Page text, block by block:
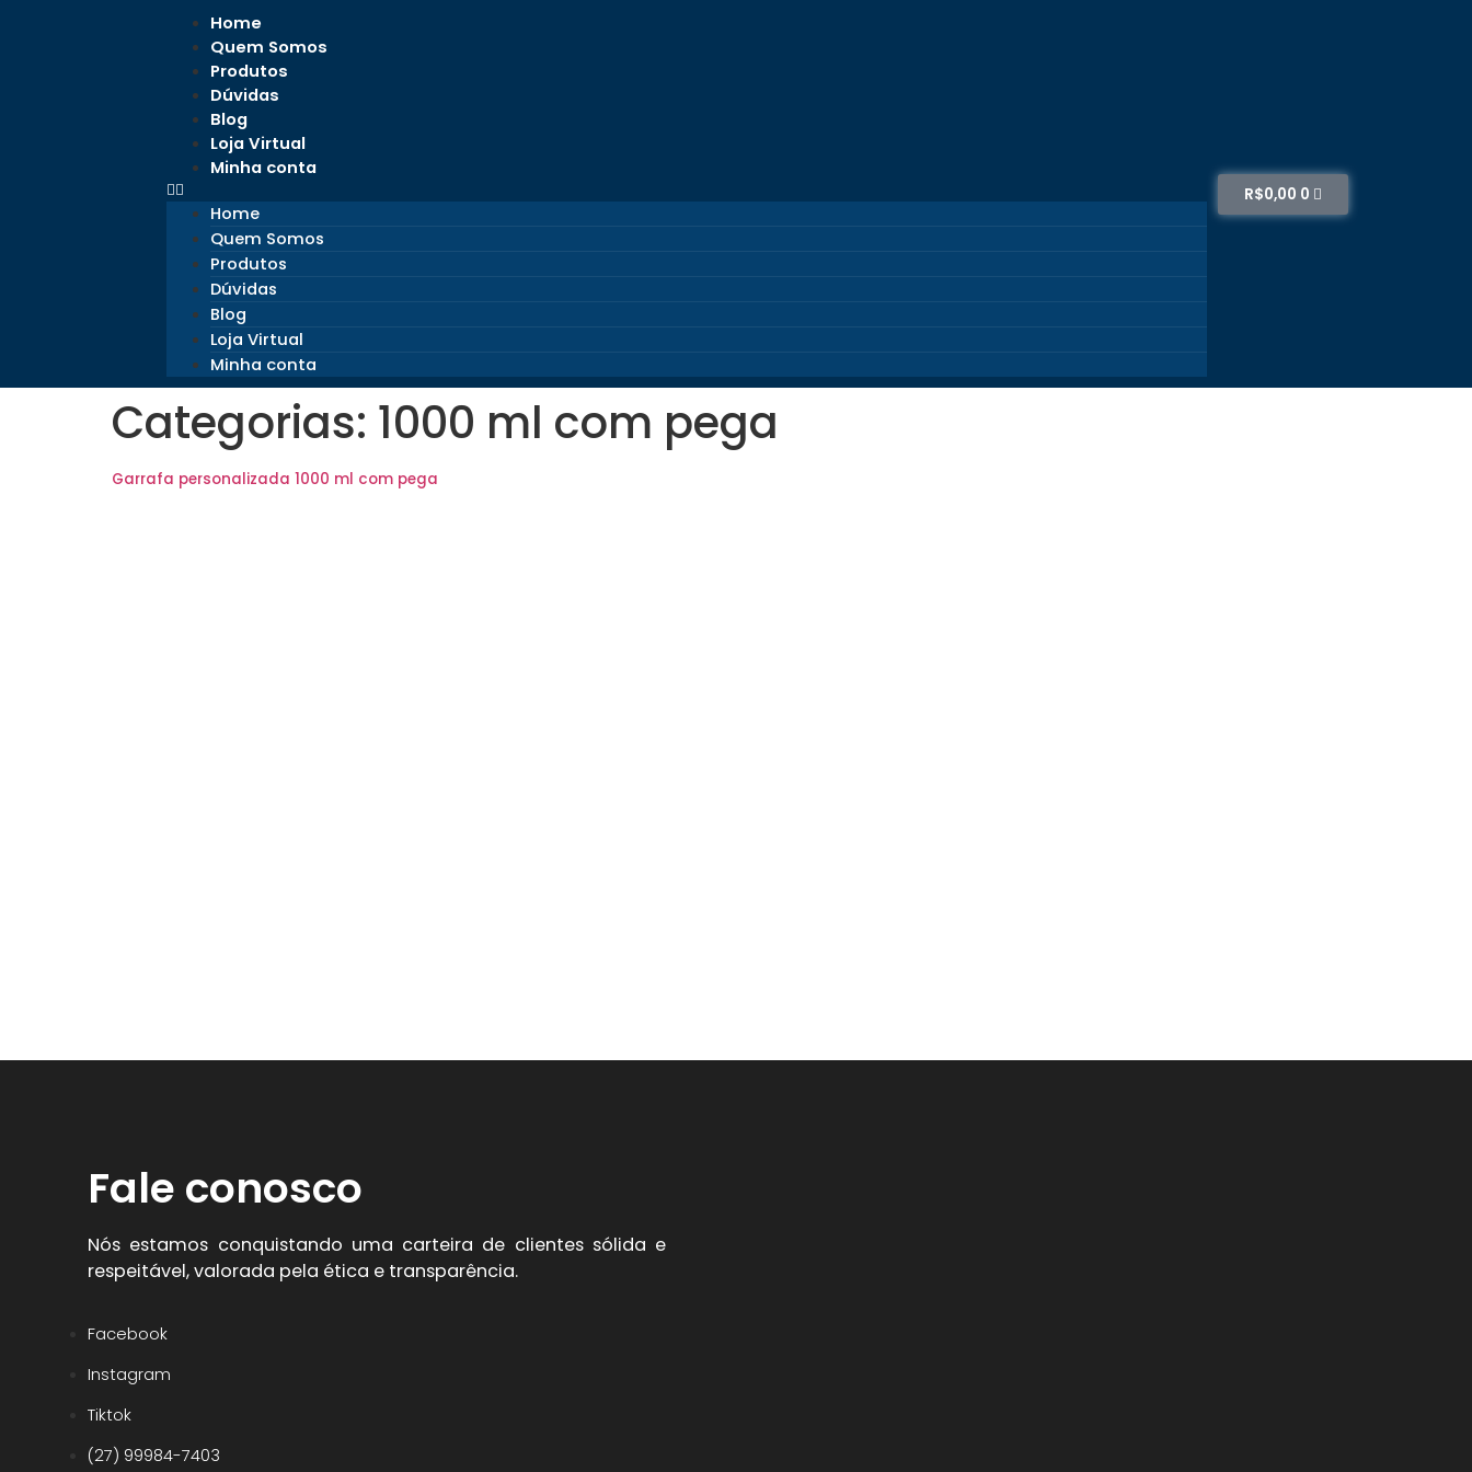
Home
Quem Somos
Produtos
Dúvidas
Blog
Loja Virtual
Minha conta
Home
Quem Somos
Produtos
Dúvidas
Blog
Loja Virtual
Minha conta
R$0,00 0
Categorias: 1000 ml com pega
Garrafa personalizada 1000 ml com pega
Fale conosco
Nós estamos conquistando uma carteira de clientes sólida e
respeitável, valorada pela ética e transparência.
Facebook
Instagram
Tiktok
(27) 99984-7403